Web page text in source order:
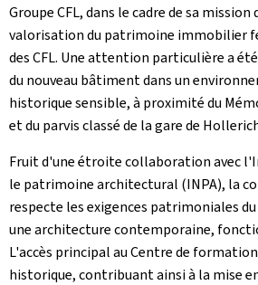
Groupe CFL, dans le cadre de sa
valorisation du patrimoine immobilier
des CFL. Une attention particulière a
du nouveau bâtiment dans un
historique sensible, à proximité du
et du parvis classé de la gare de
Fruit d'une étroite collaboration avec
le patrimoine architectural (INPA), la
respecte les exigences patrimoniales
une architecture contemporaine,
L'accès principal au Centre de
historique, contribuant ainsi à la mise